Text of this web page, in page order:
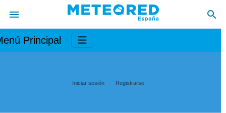
Principal
Iniciar sesión Registrarse